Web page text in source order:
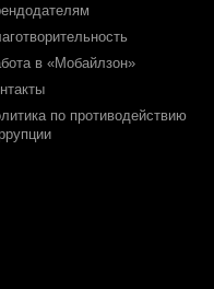
в «Мобайлзон»
по противодействию